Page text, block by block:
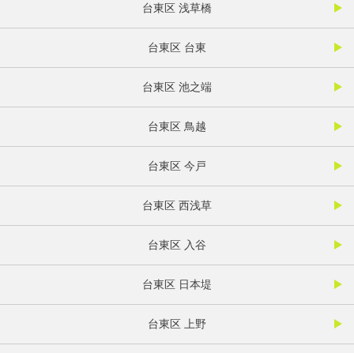
台東区 浅草橋
台東区 台東
台東区 池之端
台東区 鳥越
台東区 今戸
台東区 西浅草
台東区 入谷
台東区 日本堤
台東区 上野